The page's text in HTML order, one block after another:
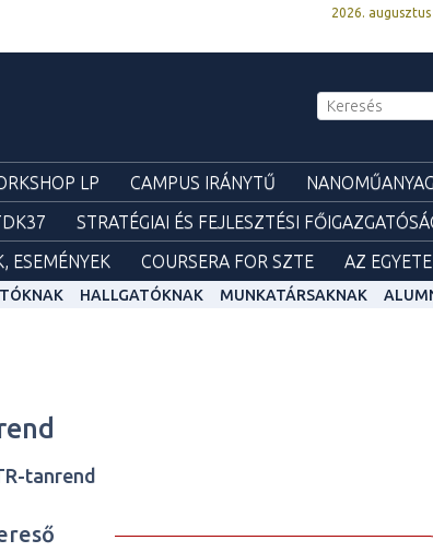
2026.
LP CAMPUS IRÁNYTŰ
STRATÉGIAI ÉS FEJLESZTÉSI
ESEMÉNYEK COURSERA FOR SZTE AZ
HALLGATÓKNAK MUNKATÁRSAKNAK
tanrend